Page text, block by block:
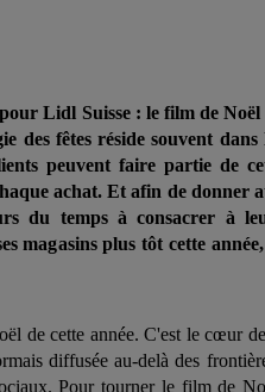
Lidl Suisse : le film de Noël
des fêtes réside souvent dans
peuvent faire partie de
achat. Et afin de donner
du temps à consacrer à
magasins plus tôt cette
de cette année. C'est le cœur
diffusée au-delà des
Pour tourner le film de